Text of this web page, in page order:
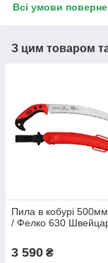
Всі умови
З цим товаром
Пила в кобурі
/ Фелко 630
3 590 ₴